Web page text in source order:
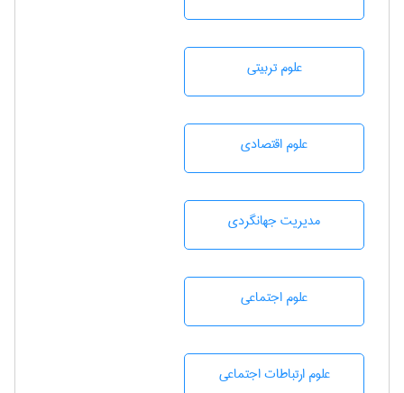
علوم تربيتی
علوم اقتصادی
مديريت جهانگردی
علوم اجتماعی
علوم ارتباطات اجتماعی